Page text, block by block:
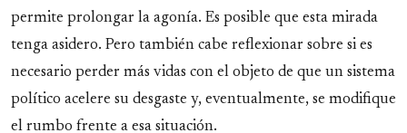
permite prolongar la agonía. Es posible que esta mirada
tenga asidero. Pero también cabe reflexionar sobre si es
necesario perder más vidas con el objeto de que un sistema
político acelere su desgaste y, eventualmente, se modifique
el rumbo frente a esa situación.